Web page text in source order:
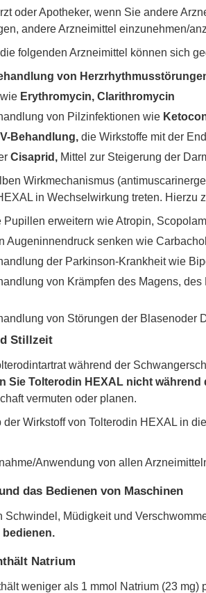
oder Apotheker, wenn Sie andere
andere Arzneimittel einzunehmen/
folgenden Arzneimittel können sich
von
Erythromycin, Clarithromycin
von Pilzinfektionen wie
Behandlung, die Wirkstoffe mit der
Cisaprid, Mittel zur Steigerung der
Wirkmechanismus
in Wechselwirkung treten. Hierzu
erweitern wie Atropin,
Augeninnendruck senken wie
der Parkinson-Krankheit wie
von Krämpfen des Magens,
von Störungen der Blasenoder
Stillzeit
während der
Sie Tolterodin HEXAL nicht
vermuten oder planen.
der Wirkstoff von Tolterodin HEXAL in
Anwendung von allen
das Bedienen von Maschinen
Schwindel, Müdigkeit und
bedienen.
Natrium
weniger als 1 mmol Natrium (23 mg)